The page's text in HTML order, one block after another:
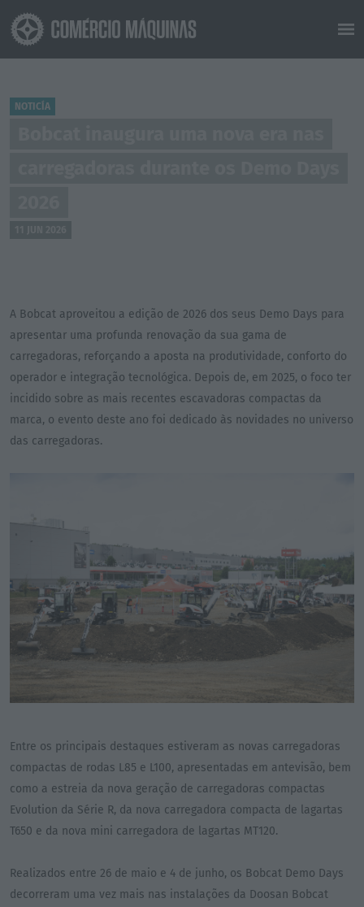
NOTICÍA
A Bobcat aproveitou a edição de 2026 dos seus Demo Days para
apresentar uma profunda renovação da sua gama de
carregadoras, reforçando a aposta na produtividade, conforto do
operador e integração tecnológica. Depois de, em 2025, o foco ter
incidido sobre as mais recentes escavadoras compactas da
marca, o evento deste ano foi dedicado às novidades no universo
das carregadoras.
Entre os principais destaques estiveram as novas carregadoras
compactas de rodas L85 e L100, apresentadas em antevisão, bem
como a estreia da nova geração de carregadoras compactas
Evolution da Série R, da nova carregadora compacta de lagartas
T650 e da nova mini carregadora de lagartas MT120.
Realizados entre 26 de maio e 4 de junho, os Bobcat Demo Days
decorreram uma vez mais nas instalações da Doosan Bobcat